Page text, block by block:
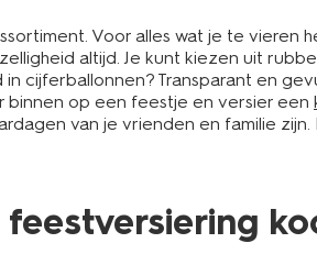
Voor alles wat je te
altijd. Je kunt kiezen uit
cijferballonnen? Transparant en
binnen op een feestje en versier een
van je vrienden en familie